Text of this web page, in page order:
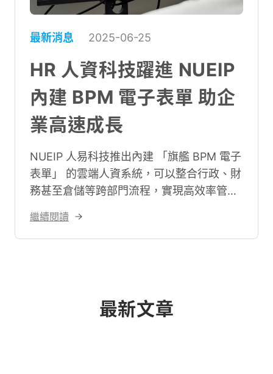
最新消息 2025-06-25
HR 人資科技躍進 NUEIP
內建 BPM 電子表單 助企
業高速成長
NUEIP 人易科技推出內建 「旗艦 BPM 電子
表單」 的雲端人資系統，可以整合行政、財
務甚至倉儲等跨部門流程，實現高效率管
繼續閱讀
最新文章